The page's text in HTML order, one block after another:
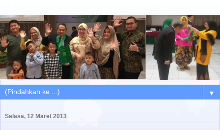
▼
Selasa, 12 Maret 2013